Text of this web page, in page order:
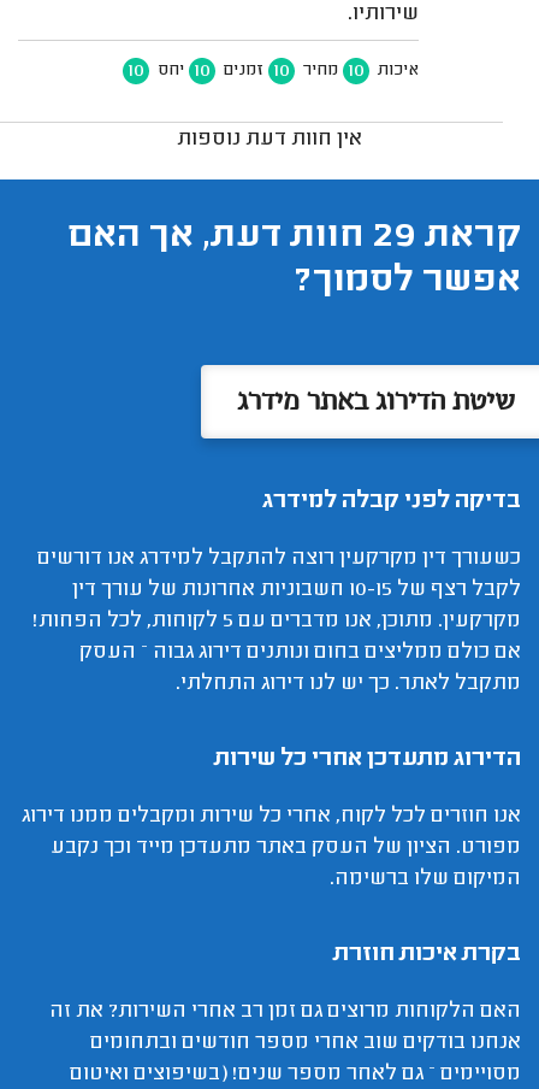
שירותיו.
איכות 10 מחיר 10 זמנים 10 יחס 10
אין חוות דעת נוספות
קראת 29 חוות דעת, אך האם
אפשר לסמוך?
שיטת הדירוג באתר מידרג
בדיקה לפני קבלה למידרג
כשעורך דין מקרקעין רוצה להתקבל למידרג אנו דורשים
לקבל רצף של 10-15 חשבוניות אחרונות של עורך דין
מקרקעין. מתוכן, אנו מדברים עם 5 לקוחות, לכל הפחות!
אם כולם ממליצים בחום ונותנים דירוג גבוה – העסק
מתקבל לאתר. כך יש לנו דירוג התחלתי.
הדירוג מתעדכן אחרי כל שירות
אנו חוזרים לכל לקוח, אחרי כל שירות ומקבלים ממנו דירוג
מפורט. הציון של העסק באתר מתעדכן מייד וכך נקבע
המיקום שלו ברשימה.
בקרת איכות חוזרת
האם הלקוחות מרוצים גם זמן רב אחרי השירות? את זה
אנחנו בודקים שוב אחרי מספר חודשים ובתחומים
מסויימים – גם לאחר מספר שנים! (בשיפוצים ואיטום